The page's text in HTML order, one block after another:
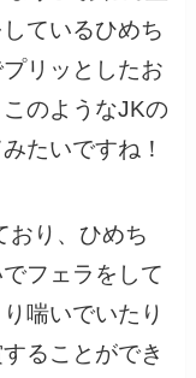
ているひめち
リッとしたお
のようなJKの
たいですね！
おり、ひめち
フェラをして
喘いでいたり
ることができ